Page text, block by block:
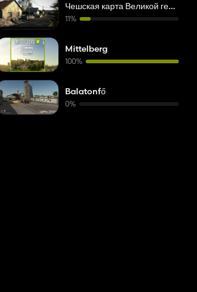
Чешская карта Великой геральдики
11%
Mittelberg
100%
Balatonfő
0%